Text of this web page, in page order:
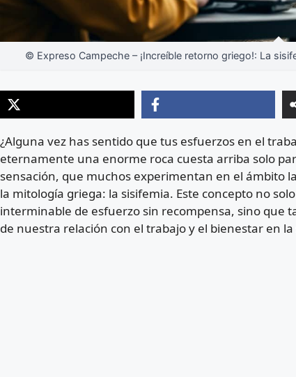
© Expreso Campeche – ¡Increíble retorno griego!: La
¿Alguna vez has sentido que tus esfuerzos en el
eternamente una enorme roca cuesta arriba solo
sensación, que muchos experimentan en el ámbito
la mitología griega: la sisifemia. Este concepto no
interminable de esfuerzo sin recompensa, sino que
de nuestra relación con el trabajo y el bienestar en